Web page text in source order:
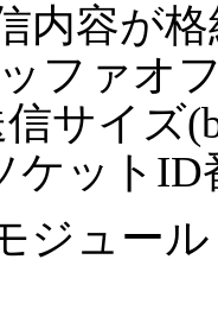
内容が
ファオ
サイズ
ケットID
ジュー